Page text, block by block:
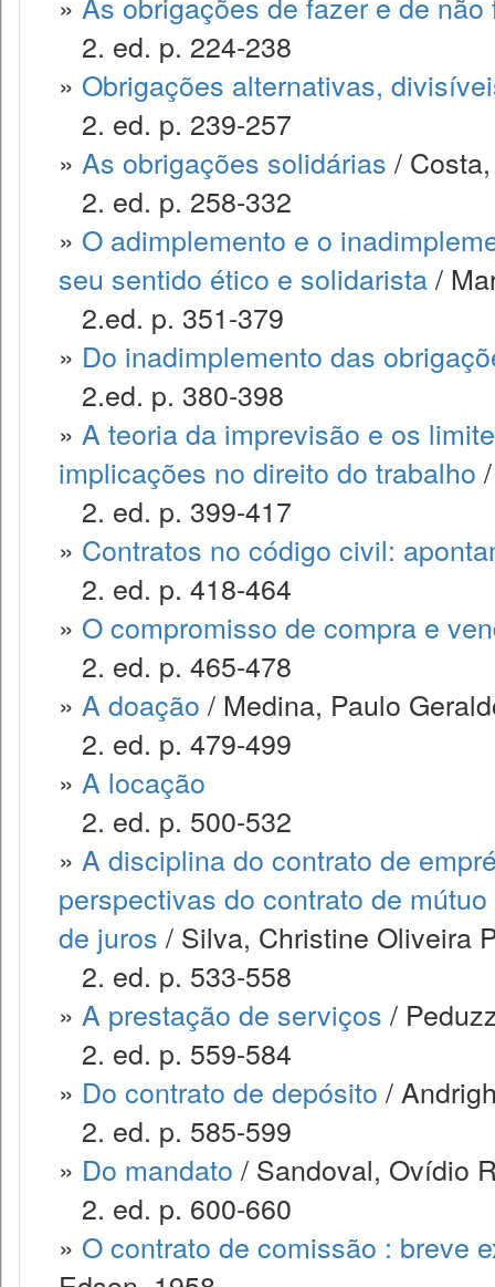
2. ed. p. 224-238
» Obrigações alternativas,
2. ed. p. 239-257
» As obrigações solidárias /
2. ed. p. 258-332
» O adimplemento e o
seu sentido ético e solidarista/
2.ed. p. 351-379
» Do inadimplemento das
2.ed. p. 380-398
» A teoria da imprevisão e os
implicações no direito do trabalho
2. ed. p. 399-417
» Contratos no código civil:
2. ed. p. 418-464
» O compromisso de compra e
2. ed. p. 465-478
» A doação / Medina, Paulo
2. ed. p. 479-499
» A locação
2. ed. p. 500-532
» A disciplina do contrato de
perspectivas do contrato de
de juros / Silva, Christine Oliveira
2. ed. p. 533-558
» A prestação de serviços /
2. ed. p. 559-584
» Do contrato de depósito /
2. ed. p. 585-599
» Do mandato / Sandoval, Ovídio
2. ed. p. 600-660
» O contrato de comissão : breve